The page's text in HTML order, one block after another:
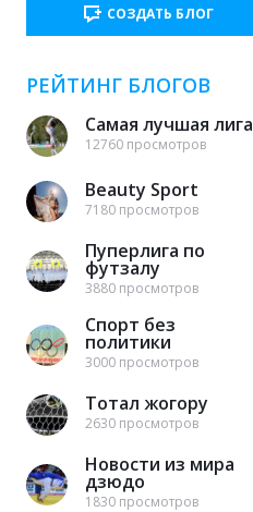
СОЗДАТЬ БЛОГ
РЕЙТИНГ БЛОГОВ
Самая лучшая лига
12760 просмотров
Beauty Sport
7180 просмотров
Пуперлига по
футзалу
3880 просмотров
Спорт без
политики
3000 просмотров
Тотал жогору
2630 просмотров
Новости из мира
дзюдо
1830 просмотров